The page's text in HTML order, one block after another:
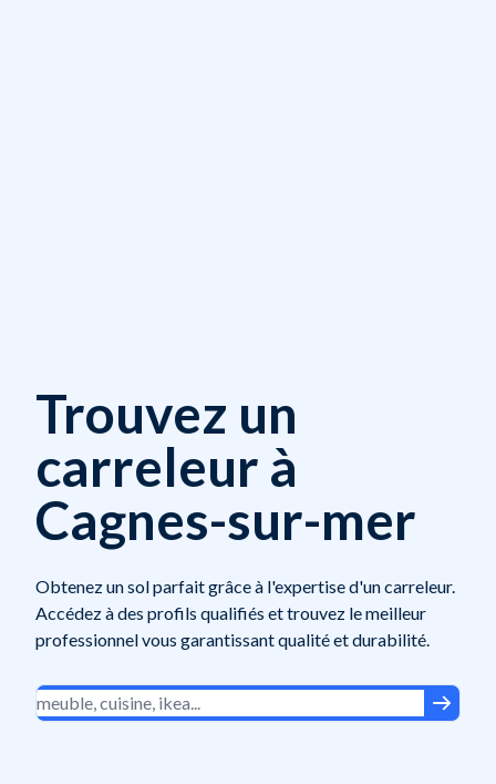
Trouvez un
carreleur à
Cagnes-sur-mer
Obtenez un sol parfait grâce à l'expertise d'un carreleur.
Accédez à des profils qualifiés et trouvez le meilleur
professionnel vous garantissant qualité et durabilité.